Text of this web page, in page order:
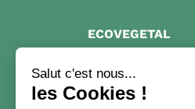
ECOVEGETAL
Qui sommes-
Contact